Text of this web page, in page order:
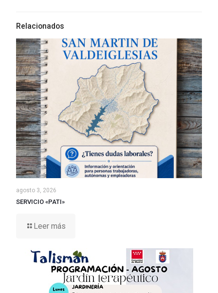
Relacionados
agosto 3, 2026
SERVICIO «PATI»
Leer más